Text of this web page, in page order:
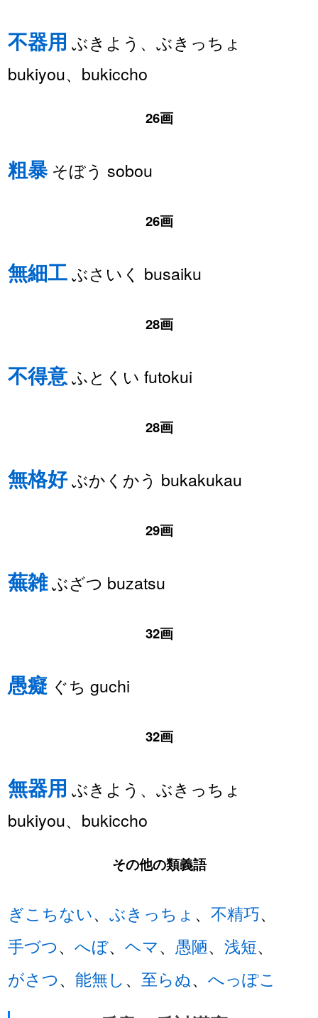
不器用 ぶきよう、ぶきっちょ
bukiyou、bukiccho
26画
粗暴そぼう sobou
26画
無細工ぶさいく busaiku
28画
不得意ふとくい futokui
28画
無格好ぶかくかう bukakukau
29画
蕪雑ぶざつ buzatsu
32画
愚癡 ぐち guchi
32画
無器用 ぶきよう、ぶきっちょ
bukiyou、bukiccho
その他の類義語
ぎこちない、ぶきっちょ 、不精巧、
手づつ、へぼ、ヘマ、 愚陋、浅短、
がさつ、能無し、 至らぬ、へっぽこ